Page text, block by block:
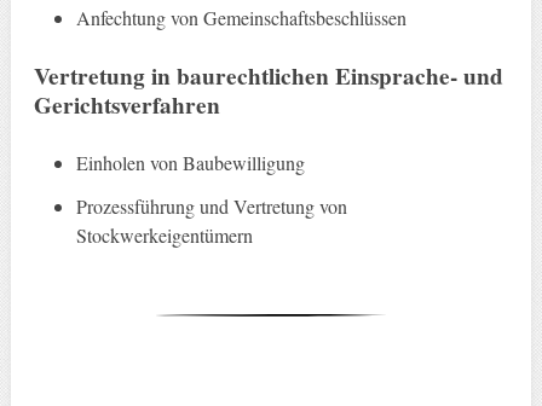
Anfechtung von Gemeinschaftsbeschlüssen
Vertretung in baurechtlichen Einsprache- und
Gerichtsverfahren
Einholen von Baubewilligung
Prozessführung und Vertretung von
Stockwerkeigentümern